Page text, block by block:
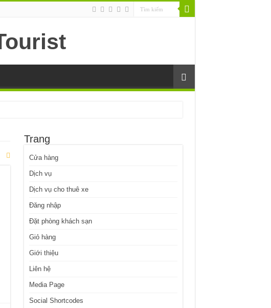
Trang
Cửa hàng
Dịch vụ
Dịch vụ cho thuê xe
Đăng nhập
Đặt phòng khách sạn
Giỏ hàng
Giới thiệu
Liên hệ
Media Page
Social Shortcodes